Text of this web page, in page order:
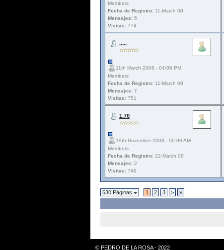
Members
Fecha de Registro: 11-March 08
Mensajes: 5
Visitas: 774
.....
11th March 2008 - 04:06 PM
Members
Fecha de Registro: 11-March 08
Mensajes: 7
Visitas: 751
1.70
19th November 2008 - 06:00 AM
Members
Fecha de Registro: 22-March 08
Mensajes: 2
Visitas: 749
530 Páginas 1 2 3 > »
© PEDRO DE LA ROSA - 2022